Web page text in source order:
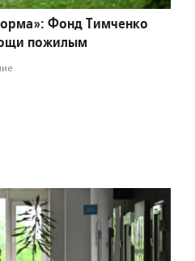
Фонд Тимченко
пожилым